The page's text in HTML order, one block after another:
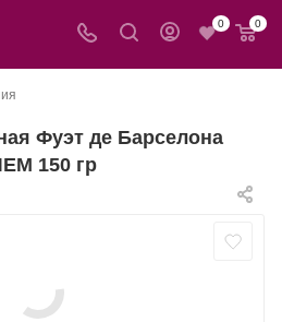
0 0
Фуэт де Барселона
150 гр